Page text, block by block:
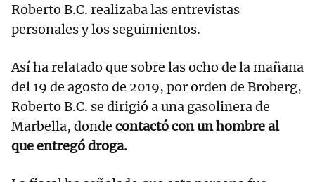
Roberto B.C. realizaba las entrevistas
personales y los seguimientos.
Así ha relatado que sobre las ocho de la mañana
del 19 de agosto de 2019, por orden de Broberg,
Roberto B.C. se dirigió a una gasolinera de
Marbella, donde contactó con un hombre al
que entregó droga.